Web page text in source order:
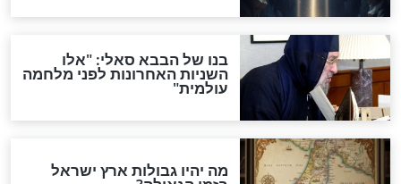
האם לאחר בוא המשיח יהיה
אפשר לחזור בתשובה?
לכל המאמרים